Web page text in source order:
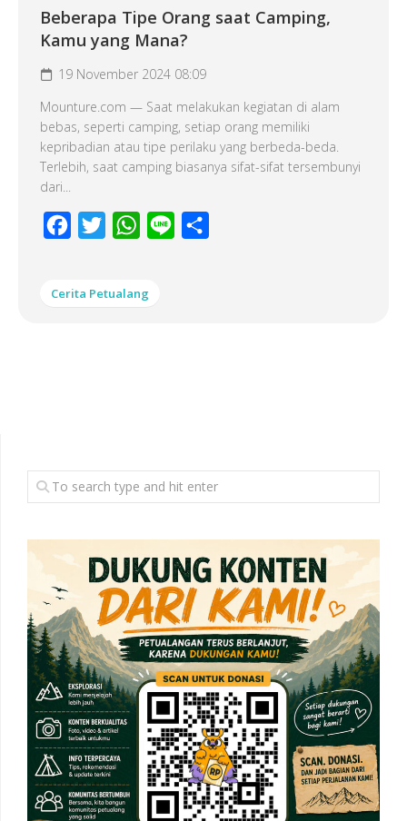
Beberapa Tipe Orang saat Camping,
Kamu yang Mana?
19 November 2024 08:09
Mounture.com — Saat melakukan kegiatan di alam
bebas, seperti camping, setiap orang memiliki
kepribadian atau tipe perilaku yang berbeda-beda.
Terlebih, saat camping biasanya sifat-sifat tersembunyi
dari...
Facebook
Twitter WhatsApp
Line
Cerita Petualang